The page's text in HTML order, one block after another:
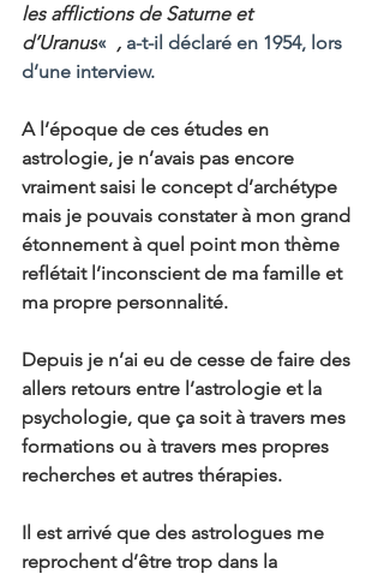
les afflictions de Saturne et
d’Uranus« , a-t-il déclaré en 1954, lors
d’une interview.
A l’époque de ces études en
astrologie, je n’avais pas encore
vraiment saisi le concept d’archétype
mais je pouvais constater à mon grand
étonnement à quel point mon thème
reflétait l’inconscient de ma famille et
ma propre personnalité.
Depuis je n’ai eu de cesse de faire des
allers retours entre l’astrologie et la
psychologie, que ça soit à travers mes
formations ou à travers mes propres
recherches et autres thérapies.
Il est arrivé que des astrologues me
reprochent d’être trop dans la